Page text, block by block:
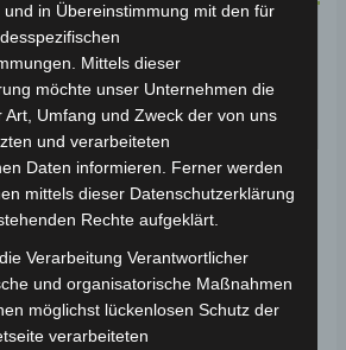
das E-Lastendreirad Cargo Volt
Saige). Der Reifen für die
eine stabile und sichere Fahrt.
zum Fahrzeug findest du hier:
Volt 3.0kW.
in Übereinstimmung mit den für
Mittels dieser
möchte unser Unternehmen die
Art, Umfang und Zweck der von uns
und verarbeiteten
Daten informieren. Ferner werden
mittels dieser Datenschutzerklärung
Rechte aufgeklärt.
Verarbeitung Verantwortlicher
und organisatorische Maßnahmen
möglichst lückenlosen Schutz der
verarbeiteten